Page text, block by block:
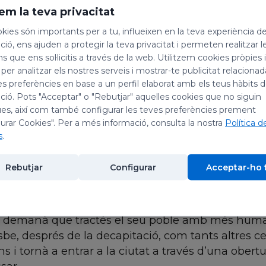
la festivitat dels sants: Desideri, bisbe i
bisbe i màrtir
i va rebre l'educació a l'abadia de Sant
prop de Lió. Malgrat que no tenia gran
i ignorància, no li van impedir convertir-se
l’emperador Honori, oferí la vida pels seus
en un lloc que ara porta el seu nom (Saint-
demanà que tractés el seu poble amb més
després de la decapitació, com tants altres
i tornà a entrar a la ciutat a través d’una
la teva privacitat
són importants per a tu, influeixen en la teva experiència de
ens ajuden a protegir la teva privacitat i permeten realitzar
que ens sol·licitis a través de la web. Utilitzem cookies pròpies
analitzar els nostres serveis i mostrar-te publicitat
preferències en base a un perfil elaborat amb els teus hàbits
Pots "Acceptar" o "Rebutjar" aquelles cookies que no siguin
així com també configurar les teves preferències prement
Cookies". Per a més informació, consulta la nostra Política
.
Rebutjar Configurar Acceptar-ho